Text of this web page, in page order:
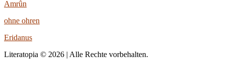
Amrûn
ohne ohren
Eridanus
Literatopia © 2026 | Alle Rechte vorbehalten.